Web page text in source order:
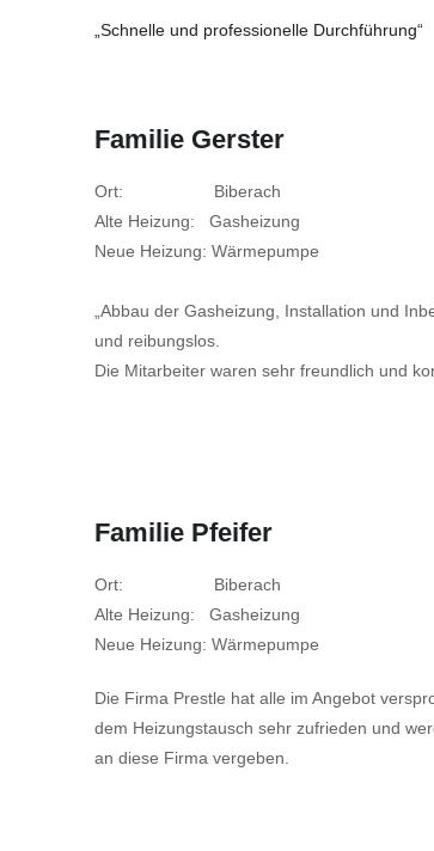
„Schnelle und professionelle Durchführung“
Familie Gerster
Ort: Biberach
Alte Heizung: Gasheizung
Neue Heizung: Wärmepumpe
„Abbau der Gasheizung, Installation und
und reibungslos.
Die Mitarbeiter waren sehr freundlich und
Familie Pfeifer
Ort: Biberach
Alte Heizung: Gasheizung
Neue Heizung: Wärmepumpe
Die Firma Prestle hat alle im Angebot
dem Heizungstausch sehr zufrieden und
an diese Firma vergeben.